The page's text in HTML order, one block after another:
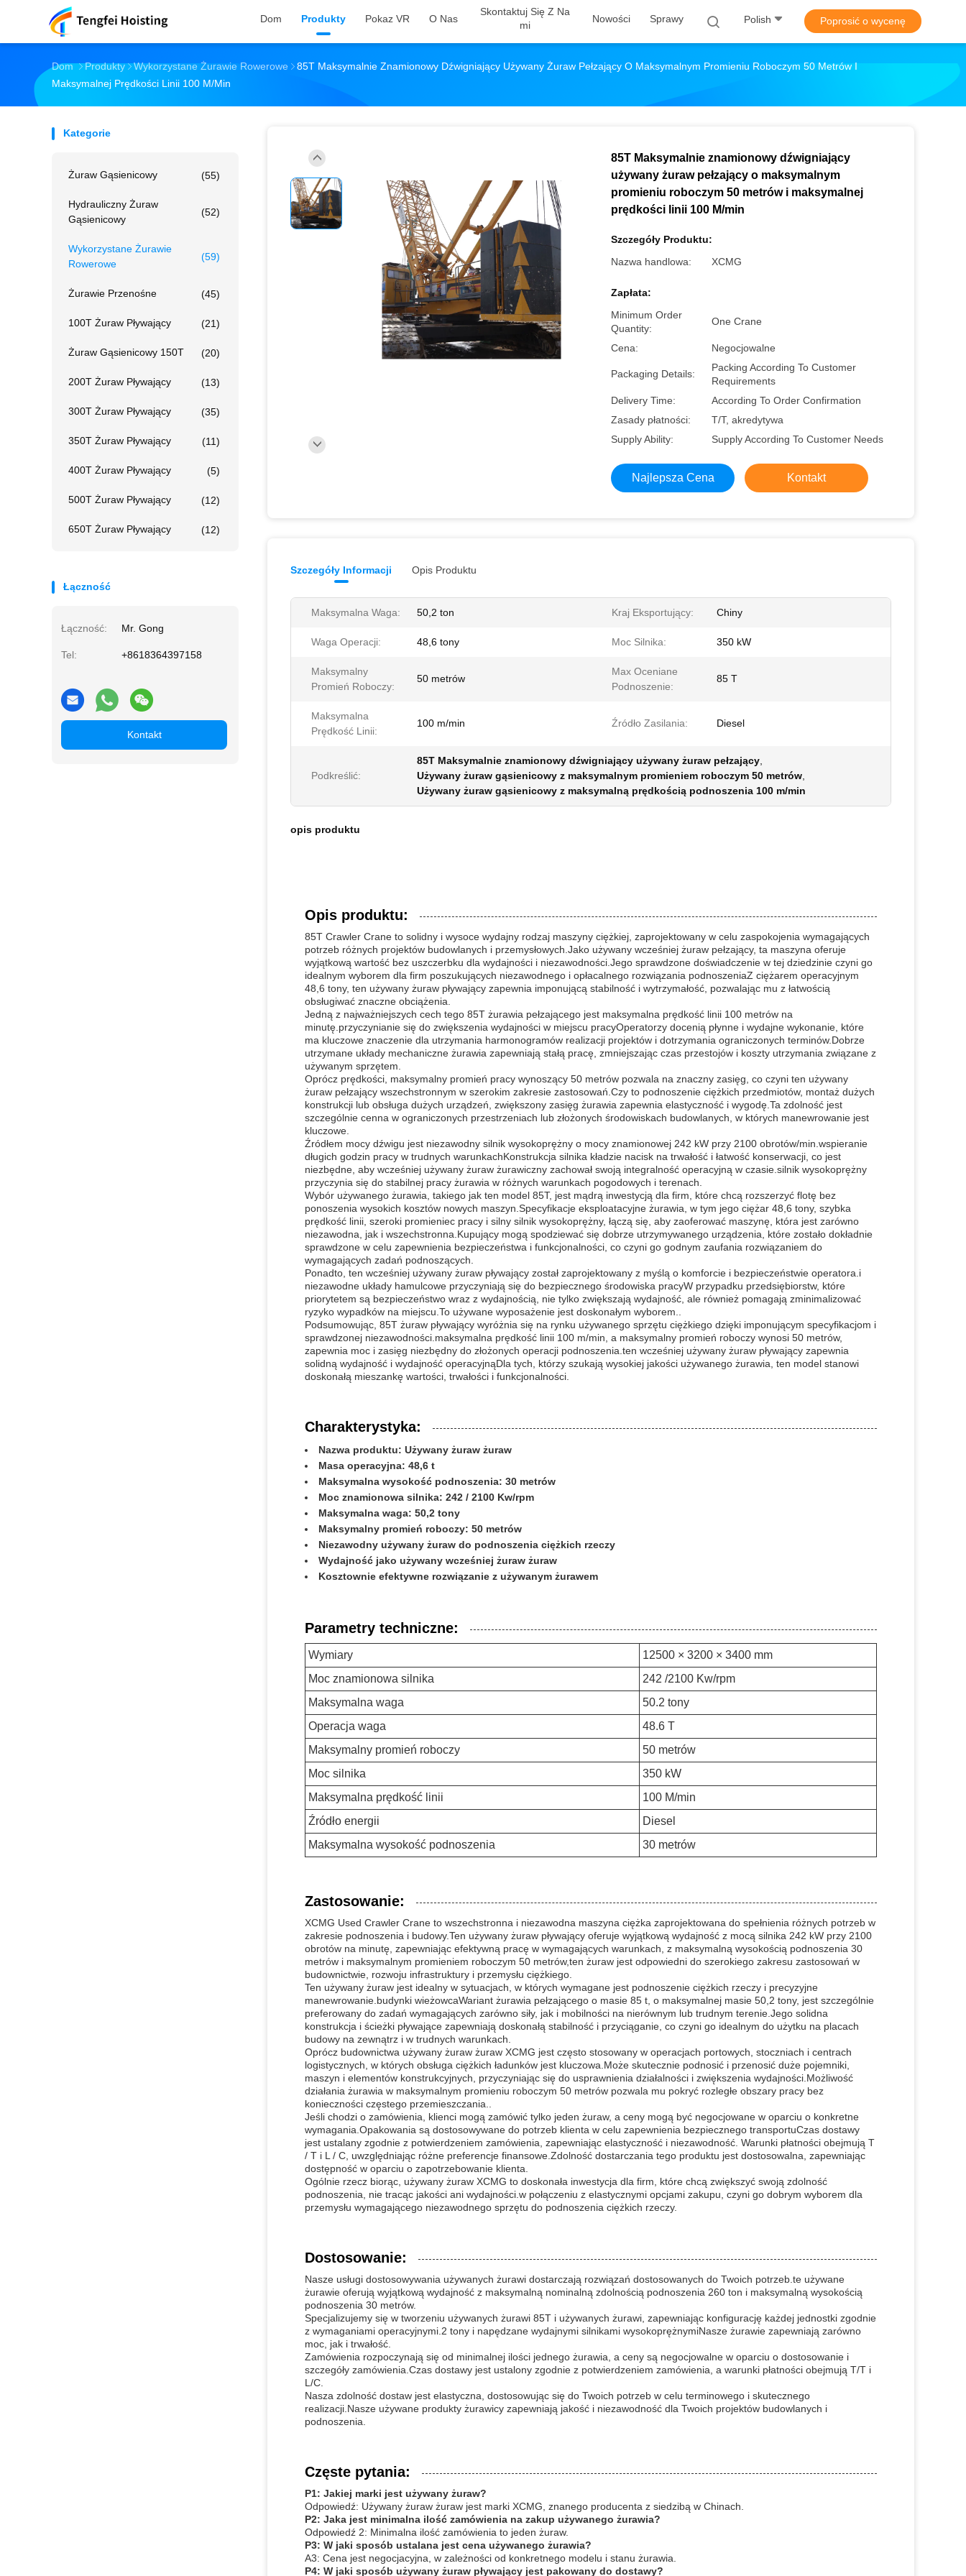
Dom Produkty Pokaz VR O Nas
Skontaktuj Się Z Na
Mi
Nowości Sprawy Polish Poprosić o wycenę
Dom Produkty Wykorzystane Żurawie Rowerowe
85T Maksymalnie Znamionowy Dźwigniający Używany Żuraw Pełzający O Maksymalnym Promieniu Roboczym 50 Metrów I
Maksymalnej Prędkości Linii 100 M/min
Kategorie
Żuraw Gąsienicowy (55)
Hydrauliczny Żuraw
Gąsienicowy
(52)
Wykorzystane Żurawie
Rowerowe
(59)
Żurawie Przenośne (45)
100T Żuraw Pływający (21)
Żuraw Gąsienicowy 150T (20)
200T Żuraw Pływający (13)
300T Żuraw Pływający (35)
350T Żuraw Pływający (11)
400T Żuraw Pływający (5)
500T Żuraw Pływający (12)
650T Żuraw Pływający (12)
Łączność
Łączność: Mr. Gong
Tel: +8618364397158
Kontakt
85T Maksymalnie znamionowy dźwigniający
używany żuraw pełzający o maksymalnym
promieniu roboczym 50 metrów i maksymalnej
prędkości linii 100 M/min
Szczegóły Produktu:
Nazwa handlowa:
XCMG
Zapłata:
Minimum Order
Quantity:
One Crane
Cena: Negocjowalne
Packaging Details:
Packing According To Customer
Requirements
Delivery Time:
According To Order Confirmation
Zasady płatności:
T/T, akredytywa
Supply Ability:
Supply According To Customer Needs
Najlepsza Cena Kontakt
Szczegóły Informacji Opis Produktu
Maksymalna Waga: 50,2 ton Kraj Eksportujący: Chiny
Waga Operacji: 48,6 tony Moc Silnika: 350 kW
Maksymalny
Promień Roboczy:
50 metrów
Max Oceniane
Podnoszenie:
85 T
Maksymalna
Prędkość Linii:
100 m/min Źródło Zasilania: Diesel
Podkreślić:
85T Maksymalnie znamionowy dźwigniający używany żuraw pełzający
Używany żuraw gąsienicowy z maksymalnym promieniem roboczym 50 metrów
Używany żuraw gąsienicowy z maksymalną prędkością podnoszenia 100 m/min
opis produktu
Opis produktu:
85T Crawler Crane to solidny i wysoce wydajny rodzaj maszyny ciężkiej, zaprojektowany w celu zaspokojenia wymagających
potrzeb różnych projektów budowlanych i przemysłowych.Jako używany wcześniej żuraw pełzający, ta maszyna oferuje
wyjątkową wartość bez uszczerbku dla wydajności i niezawodności.Jego sprawdzone doświadczenie w tej dziedzinie czyni go
idealnym wyborem dla firm poszukujących niezawodnego i opłacalnego rozwiązania podnoszeniaZ ciężarem operacyjnym
48,6 tony, ten używany żuraw pływający zapewnia imponującą stabilność i wytrzymałość, pozwalając mu z łatwością
obsługiwać znaczne obciążenia.
Jedną z najważniejszych cech tego 85T żurawia pełzającego jest maksymalna prędkość linii 100 metrów na
minutę.przyczynianie się do zwiększenia wydajności w miejscu pracyOperatorzy docenią płynne i wydajne wykonanie, które
ma kluczowe znaczenie dla utrzymania harmonogramów realizacji projektów i dotrzymania ograniczonych terminów.Dobrze
utrzymane układy mechaniczne żurawia zapewniają stałą pracę, zmniejszając czas przestojów i koszty utrzymania związane z
używanym sprzętem.
Oprócz prędkości, maksymalny promień pracy wynoszący 50 metrów pozwala na znaczny zasięg, co czyni ten używany
żuraw pełzający wszechstronnym w szerokim zakresie zastosowań.Czy to podnoszenie ciężkich przedmiotów, montaż dużych
konstrukcji lub obsługa dużych urządzeń, zwiększony zasięg żurawia zapewnia elastyczność i wygodę.Ta zdolność jest
szczególnie cenna w ograniczonych przestrzeniach lub złożonych środowiskach budowlanych, w których manewrowanie jest
kluczowe.
Źródłem mocy dźwigu jest niezawodny silnik wysokoprężny o mocy znamionowej 242 kW przy 2100 obrotów/min.wspieranie
długich godzin pracy w trudnych warunkachKonstrukcja silnika kładzie nacisk na trwałość i łatwość konserwacji, co jest
niezbędne, aby wcześniej używany żuraw żurawiczny zachował swoją integralność operacyjną w czasie.silnik wysokoprężny
przyczynia się do stabilnej pracy żurawia w różnych warunkach pogodowych i terenach.
Wybór używanego żurawia, takiego jak ten model 85T, jest mądrą inwestycją dla firm, które chcą rozszerzyć flotę bez
ponoszenia wysokich kosztów nowych maszyn.Specyfikacje eksploatacyjne żurawia, w tym jego ciężar 48,6 tony, szybka
prędkość linii, szeroki promieniec pracy i silny silnik wysokoprężny, łączą się, aby zaoferować maszynę, która jest zarówno
niezawodna, jak i wszechstronna.Kupujący mogą spodziewać się dobrze utrzymywanego urządzenia, które zostało dokładnie
sprawdzone w celu zapewnienia bezpieczeństwa i funkcjonalności, co czyni go godnym zaufania rozwiązaniem do
wymagających zadań podnoszących.
Ponadto, ten wcześniej używany żuraw pływający został zaprojektowany z myślą o komforcie i bezpieczeństwie operatora.i
niezawodne układy hamulcowe przyczyniają się do bezpiecznego środowiska pracyW przypadku przedsiębiorstw, które
priorytetem są bezpieczeństwo wraz z wydajnością, nie tylko zwiększają wydajność, ale również pomagają zminimalizować
ryzyko wypadków na miejscu.To używane wyposażenie jest doskonałym wyborem..
Podsumowując, 85T żuraw pływający wyróżnia się na rynku używanego sprzętu ciężkiego dzięki imponującym specyfikacjom i
sprawdzonej niezawodności.maksymalna prędkość linii 100 m/min, a maksymalny promień roboczy wynosi 50 metrów,
zapewnia moc i zasięg niezbędny do złożonych operacji podnoszenia.ten wcześniej używany żuraw pływający zapewnia
solidną wydajność i wydajność operacyjnąDla tych, którzy szukają wysokiej jakości używanego żurawia, ten model stanowi
doskonałą mieszankę wartości, trwałości i funkcjonalności.
Charakterystyka:
Nazwa produktu: Używany żuraw żuraw
Masa operacyjna: 48,6 t
Maksymalna wysokość podnoszenia: 30 metrów
Moc znamionowa silnika: 242 / 2100 Kw/rpm
Maksymalna waga: 50,2 tony
Maksymalny promień roboczy: 50 metrów
Niezawodny używany żuraw do podnoszenia ciężkich rzeczy
Wydajność jako używany wcześniej żuraw żuraw
Kosztownie efektywne rozwiązanie z używanym żurawem
Parametry techniczne:
Wymiary
12500 × 3200 × 3400 mm
Moc znamionowa silnika
242 /2100 Kw/rpm
Maksymalna waga
50.2 tony
Operacja waga
48.6 T
Maksymalny promień roboczy
50 metrów
Moc silnika
350 kW
Maksymalna prędkość linii
100 M/min
Źródło energii
Diesel
Maksymalna wysokość podnoszenia
30 metrów
Zastosowanie:
XCMG Used Crawler Crane to wszechstronna i niezawodna maszyna ciężka zaprojektowana do spełnienia różnych potrzeb w
zakresie podnoszenia i budowy.Ten używany żuraw pływający oferuje wyjątkową wydajność z mocą silnika 242 kW przy 2100
obrotów na minutę, zapewniając efektywną pracę w wymagających warunkach, z maksymalną wysokością podnoszenia 30
metrów i maksymalnym promieniem roboczym 50 metrów,ten żuraw jest odpowiedni do szerokiego zakresu zastosowań w
budownictwie, rozwoju infrastruktury i przemysłu ciężkiego.
Ten używany żuraw jest idealny w sytuacjach, w których wymagane jest podnoszenie ciężkich rzeczy i precyzyjne
manewrowanie.budynki wieżowcaWariant żurawia pełzającego o masie 85 t, o maksymalnej masie 50,2 tony, jest szczególnie
preferowany do zadań wymagających zarówno siły, jak i mobilności na nierównym lub trudnym terenie.Jego solidna
konstrukcja i ścieżki pływające zapewniają doskonałą stabilność i przyciąganie, co czyni go idealnym do użytku na placach
budowy na zewnątrz i w trudnych warunkach.
Oprócz budownictwa używany żuraw żuraw XCMG jest często stosowany w operacjach portowych, stoczniach i centrach
logistycznych, w których obsługa ciężkich ładunków jest kluczowa.Może skutecznie podnosić i przenosić duże pojemniki,
maszyn i elementów konstrukcyjnych, przyczyniając się do usprawnienia działalności i zwiększenia wydajności.Możliwość
działania żurawia w maksymalnym promieniu roboczym 50 metrów pozwala mu pokryć rozległe obszary pracy bez
konieczności częstego przemieszczania..
Jeśli chodzi o zamówienia, klienci mogą zamówić tylko jeden żuraw, a ceny mogą być negocjowane w oparciu o konkretne
wymagania.Opakowania są dostosowywane do potrzeb klienta w celu zapewnienia bezpiecznego transportuCzas dostawy
jest ustalany zgodnie z potwierdzeniem zamówienia, zapewniając elastyczność i niezawodność. Warunki płatności obejmują T
/ T i L / C, uwzględniając różne preferencje finansowe.Zdolność dostarczania tego produktu jest dostosowalna, zapewniając
dostępność w oparciu o zapotrzebowanie klienta.
Ogólnie rzecz biorąc, używany żuraw XCMG to doskonała inwestycja dla firm, które chcą zwiększyć swoją zdolność
podnoszenia, nie tracąc jakości ani wydajności.w połączeniu z elastycznymi opcjami zakupu, czyni go dobrym wyborem dla
przemysłu wymagającego niezawodnego sprzętu do podnoszenia ciężkich rzeczy.
Dostosowanie:
Nasze usługi dostosowywania używanych żurawi dostarczają rozwiązań dostosowanych do Twoich potrzeb.te używane
żurawie oferują wyjątkową wydajność z maksymalną nominalną zdolnością podnoszenia 260 ton i maksymalną wysokością
podnoszenia 30 metrów.
Specjalizujemy się w tworzeniu używanych żurawi 85T i używanych żurawi, zapewniając konfigurację każdej jednostki zgodnie
z wymaganiami operacyjnymi.2 tony i napędzane wydajnymi silnikami wysokoprężnymiNasze żurawie zapewniają zarówno
moc, jak i trwałość.
Zamówienia rozpoczynają się od minimalnej ilości jednego żurawia, a ceny są negocjowalne w oparciu o dostosowanie i
szczegóły zamówienia.Czas dostawy jest ustalony zgodnie z potwierdzeniem zamówienia, a warunki płatności obejmują T/T i
L/C.
Nasza zdolność dostaw jest elastyczna, dostosowując się do Twoich potrzeb w celu terminowego i skutecznego
realizacji.Nasze używane produkty żurawicy zapewniają jakość i niezawodność dla Twoich projektów budowlanych i
podnoszenia.
Częste pytania:
P1: Jakiej marki jest używany żuraw?
Odpowiedź: Używany żuraw żuraw jest marki XCMG, znanego producenta z siedzibą w Chinach.
P2: Jaka jest minimalna ilość zamówienia na zakup używanego żurawia?
Odpowiedź 2: Minimalna ilość zamówienia to jeden żuraw.
P3: W jaki sposób ustalana jest cena używanego żurawia?
A3: Cena jest negocjacyjna, w zależności od konkretnego modelu i stanu żurawia.
P4: W jaki sposób używany żuraw pływający jest pakowany do dostawy?